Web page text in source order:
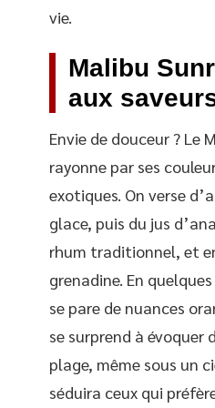
vie.
Malibu
aux
Envie de douceur ? Le
rayonne par ses
exotiques. On verse
glace, puis du jus
rhum traditionnel, et
grenadine. En
se pare de nuances
se surprend à évoquer
plage, même sous un
séduira ceux qui